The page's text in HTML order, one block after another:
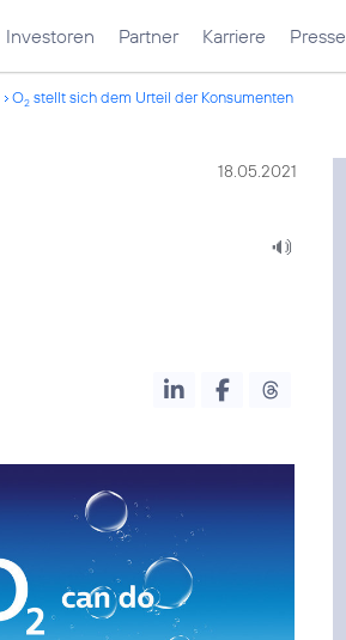
Investoren Partner Karriere Presse
O2 stellt sich dem Urteil der Konsumenten
18.05.2021